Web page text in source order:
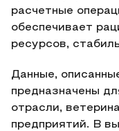
расчетные
обеспечивает
ресурсов,
Данные,
предназначены
отрасли,
предприятий. В